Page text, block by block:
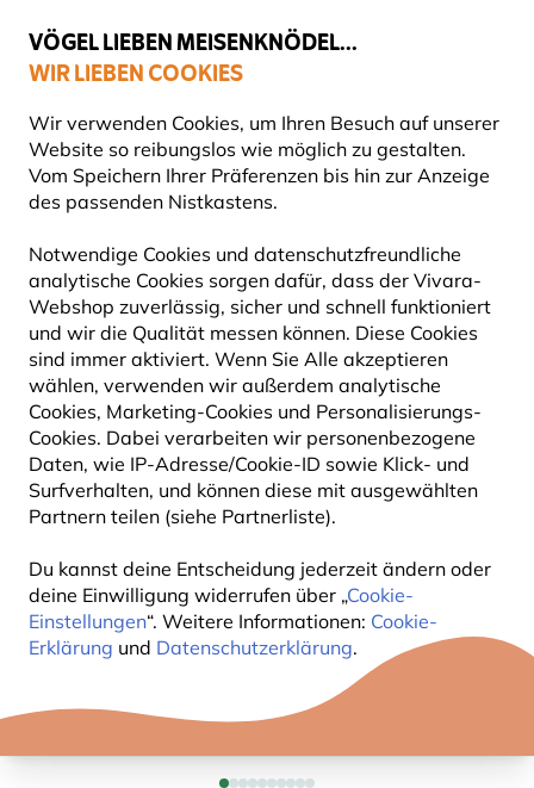
VÖGEL LIEBEN MEISENKNÖDEL...
WIR LIEBEN COOKIES
Wir verwenden Cookies, um Ihren Besuch auf unserer
Website so reibungslos wie möglich zu gestalten.
Vom Speichern Ihrer Präferenzen bis hin zur Anzeige
des passenden Nistkastens.
Notwendige Cookies und datenschutzfreundliche
analytische Cookies sorgen dafür, dass der Vivara-
Webshop zuverlässig, sicher und schnell funktioniert
und wir die Qualität messen können. Diese Cookies
sind immer aktiviert. Wenn Sie Alle akzeptieren
wählen, verwenden wir außerdem analytische
Cookies, Marketing-Cookies und Personalisierungs-
Cookies. Dabei verarbeiten wir personenbezogene
Daten, wie IP-Adresse/Cookie-ID sowie Klick- und
Surfverhalten, und können diese mit ausgewählten
Partnern teilen (siehe Partnerliste).
Du kannst deine Entscheidung jederzeit ändern oder
deine Einwilligung widerrufen über „Cookie-
Einstellungen“. Weitere Informationen: Cookie-
Erklärung und Datenschutzerklärung.
Top-bewertet in 11 Ländern
Gratis Versand ab 65 €
Nistkästen Nistkästen aus Holz